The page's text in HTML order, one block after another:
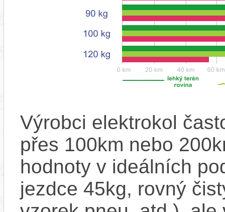
Výrobci elektrokol
přes 100km nebo
hodnoty v ideálních
jezdce 45kg, rovný